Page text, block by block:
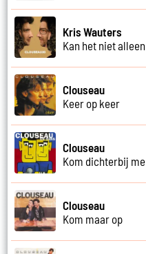
Kris Wauters
Kan het niet alleen
Clouseau
Keer op keer
Clouseau
Kom dichterbij me
Clouseau
Kom maar op